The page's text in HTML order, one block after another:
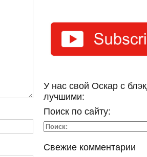
У нас свой Оскар с
лучшими:
Поиск по сайту:
Свежие комментарии